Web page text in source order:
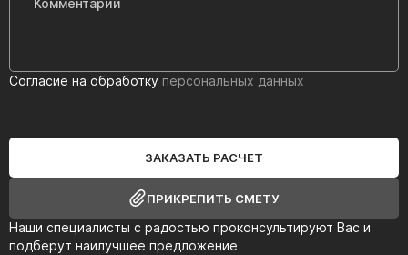
Наши специалисты с радостью проконсультируют Вас и
подберут наилучшее предложение
Согласие на обработку персональных данных
ЗАКАЗАТЬ РАСЧЕТ
ПРИКРЕПИТЬ СМЕТУ